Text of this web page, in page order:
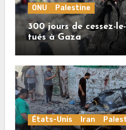
ONU Palestine
300 jours de cessez-
tués à Gaza
États-Unis Iran